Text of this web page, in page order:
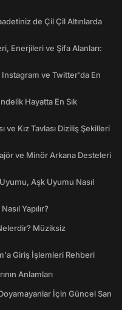
de Çil Çil Altınlarda
Enerjileri ve Şifa Alanları:
ve Twitter'da En
Hayatta En Sık
ve Kız Tavlası Diziliş Şekilleri
ve Minör Arkana Desteleri
Aşk Uyumu Nasıl
Yapılır?
Müziksiz
Giriş İşlemleri Rehberi
Anlamları
İçin Güncel San